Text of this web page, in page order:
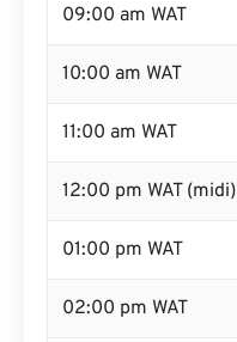
09:00 am WAT
10:00 am WAT
11:00 am WAT
12:00 pm WAT (midi)
01:00 pm WAT
02:00 pm WAT